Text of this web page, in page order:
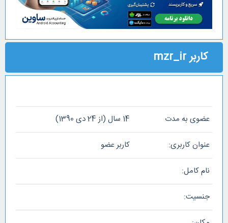
کاربر mzr_ir
عضوی به مدت 14 سال (از 24 دی 1390)
عنوان کاربری: کاربر عضو
نام کامل:
جنسیت: